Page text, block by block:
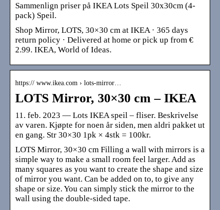
Sammenlign priser på IKEA Lots Speil 30x30cm (4-
pack) Speil.
Shop Mirror, LOTS, 30×30 cm at IKEA · 365 days
return policy · Delivered at home or pick up from €
2.99. IKEA, World of Ideas.
https:// www.ikea.com › lots-mirror…
LOTS Mirror, 30×30 cm – IKEA
11. feb. 2023 — Lots IKEA speil – fliser. Beskrivelse
av varen. Kjøpte for noen år siden, men aldri pakket ut
en gang. Str 30×30 1pk × 4stk = 100kr.
LOTS Mirror, 30×30 cm Filling a wall with mirrors is a
simple way to make a small room feel larger. Add as
many squares as you want to create the shape and size
of mirror you want. Can be added on to, to give any
shape or size. You can simply stick the mirror to the
wall using the double-sided tape.